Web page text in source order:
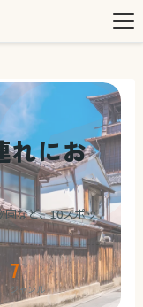
れにお
など、10スポッ
7
ジャンル